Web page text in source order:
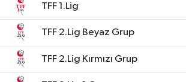
TFF 1.Lig
TFF 2.Lig Beyaz Grup
TFF 2.Lig Kırmızı Grup